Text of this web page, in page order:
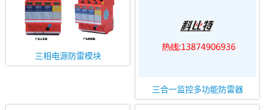
三相电源防雷模块
三合一监控多功能防雷器